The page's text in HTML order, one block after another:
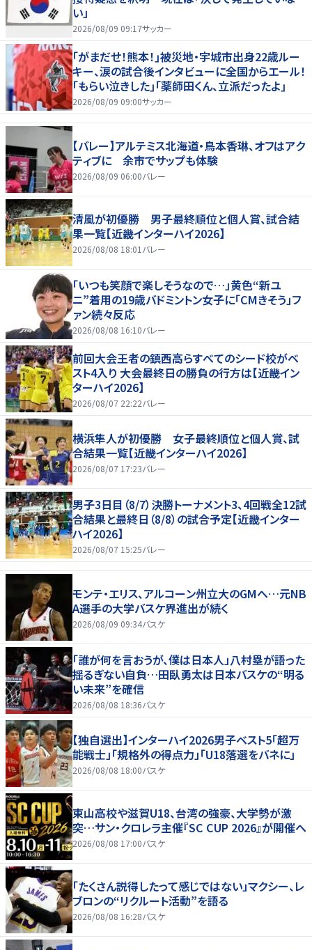
い」
2026/08/09 09:17サッカー
｢がまだせ！熊本！｣被災地・宇城市出身22歳ルー
キー、涙の試合後インタビューに全国からエール！
｢もらい泣きした｣｢薬師田くん、立派だったよ｣
2026/08/09 09:00サッカー
【バレー】アルテミス北海道・鳥本香琳、オフはアク
ティブに 余市でサップも体験
2026/08/09 06:00バレー
清風が初優勝 男子最終順位と個人賞、試合結
果一覧【近畿インターハイ2026】
2026/08/08 18:01 バレー
「いつも笑顔で楽しそうなので…」黄色“新ユ
ニ”着用の19歳バドミントン女子に「CMきそう」フ
ァン続々反応
2026/08/08 16:10バレー
前回大会王者の鎮西高らすべてのシード校がベ
スト4入り 大会最終日の勝負の行方は【近畿イン
ターハイ2026】
2026/08/07 22:22バレー
横浜隼人が初優勝 女子最終順位と個人賞、試
合結果一覧【近畿インターハイ2026】
2026/08/07 17:23バレー
男子3日目（8/7）決勝トーナメント3、4回戦全12試
合結果と最終日（8/8）の試合予定【近畿インター
ハイ2026】
2026/08/07 15:25バレー
モンテ・エリス、アルコーン州立大のGMへ…元NB
A選手の大学バスケ界進出が続く
2026/08/09 09:34バスケ
「誰が何を言おうが、僕は日本人」八村塁が語った
揺るぎない自負…田臥勇太は日本バスケの“明る
い未来”を確信
2026/08/08 18:36バスケ
【独自選出】インターハイ2026男子ベスト5「超万
能戦士」「規格外の得点力」「U18落選をバネに」
2026/08/08 18:00バスケ
東山高校や滋賀U18、台湾の強豪、大学勢が激
突…サン・クロレラ主催『SC CUP 2026』が開催へ
2026/08/08 17:00バスケ
「たくさん説得したって感じではない」マクシー、レ
ブロンの“リクルート活動”を語る
2026/08/08 16:28バスケ